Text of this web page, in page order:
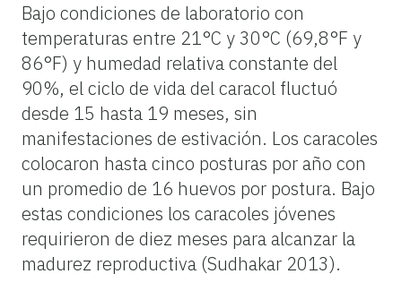
Bajo condiciones de laboratorio con
temperaturas entre 21°C y 30°C (69,8°F y
86°F) y humedad relativa constante del
90%, el ciclo de vida del caracol fluctuó
desde 15 hasta 19 meses, sin
manifestaciones de estivación. Los caracoles
colocaron hasta cinco posturas por año con
un promedio de 16 huevos por postura. Bajo
estas condiciones los caracoles jóvenes
requirieron de diez meses para alcanzar la
madurez reproductiva (Sudhakar 2013).